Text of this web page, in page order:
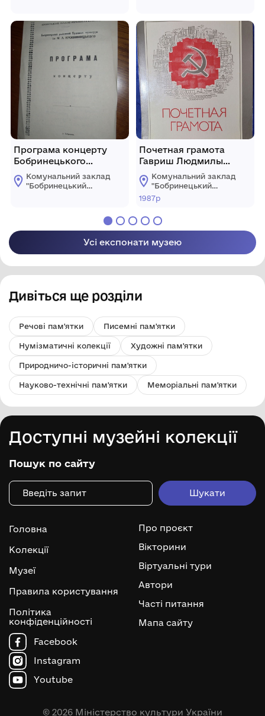
імені Миколи
Смоленчука"
Бобринецької
міської ради
Програма концерту
Бобринецького
районого будинку
культури
Комунальний заклад
"Бобринецький
Бобринецької
імені Миколи
Смоленчука"
Бобринецької
міської ради
Почетная грамота
Гавриш Людмилы
Ивановны. г.Бобринец
06.06.1987г.
Комунальний заклад
"Бобринецький
міський
краєзнавчий музей
Смоленчука"
Бобринецької
міської ради
1987р
Усі експонати музею
Дивіться ще розділи
Речові пам'ятки Писемні пам'ятки
Нумізматичні колекції Художні пам'ятки
Природничо-історичні пам'ятки
Науково-технічні пам'ятки Меморіальні пам'ятки
Доступні музейні колекції
Пошук по сайту
Головна
Колекції
Музеї
Правила користування
Політика
конфіденційності
Про проєкт
Вікторини
Віртуальні тури
Автори
Часті питання
Мапа сайту
Facebook
Instagram
Youtube
© 2026 Міністерство культури України